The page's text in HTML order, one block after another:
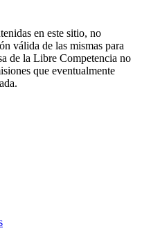
en este sitio, no
válida de las mismas para
de la Libre Competencia no
que eventualmente